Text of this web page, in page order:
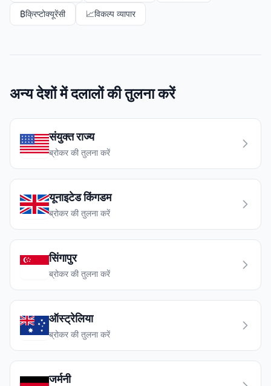
₿क्रिप्टोक्यूरेंसी 📈विकल्प व्यापार
अन्य देशों में दलालों की तुलना करें
संयुक्त राज्य
ब्रोकर की तुलना करें
यूनाइटेड किंगडम
ब्रोकर की तुलना करें
सिंगापुर
ब्रोकर की तुलना करें
ऑस्ट्रेलिया
ब्रोकर की तुलना करें
जर्मनी